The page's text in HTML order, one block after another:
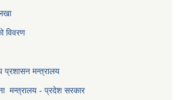
विवरण
प्रशासन मन्त्रालय
मन्त्रालय - प्रदेश सरकार